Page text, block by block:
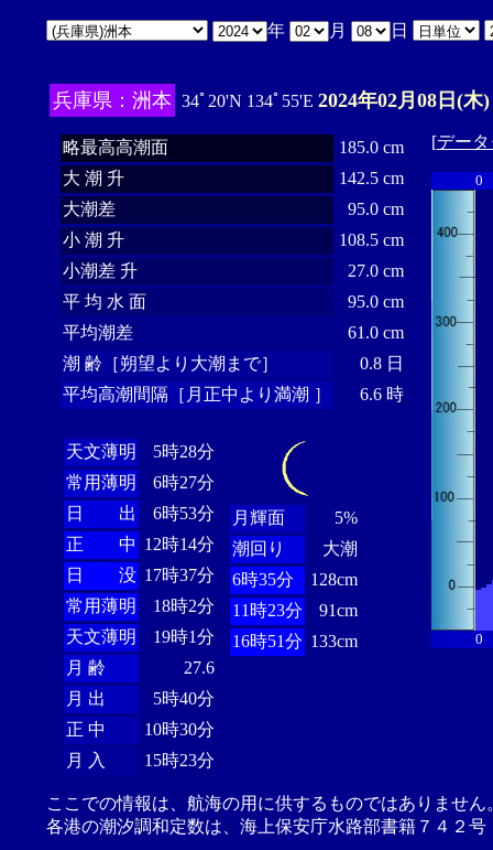
年 月 日
兵庫県：洲本 34ﾟ20'N 134ﾟ55'E 2024年02月08日(木)
略最高高潮面
185.0 cm
大 潮 升
142.5 cm
大潮差
95.0 cm
小 潮 升
108.5 cm
小潮差 升
27.0 cm
平 均 水 面
95.0 cm
平均潮差
61.0 cm
潮 齢［朔望より大潮まで］
0.8 日
平均高潮間隔［月正中より満潮 ］
6.6 時
天文薄明
5時28分
常用薄明
6時27分
日 出
6時53分
正 中 12時14分
日 没 17時37分
常用薄明
18時2分
天文薄明
19時1分
月 齢
27.6
月 出
5時40分
正 中
10時30分
月 入
15時23分
月輝面
5%
潮回り
大潮
6時35分
128cm
11時23分
91cm
16時51分 133cm
[デー
0
0
ここでの情報は、航海の用に供するものではありませ
各港の潮汐調和定数は、海上保安庁水路部書籍７４２